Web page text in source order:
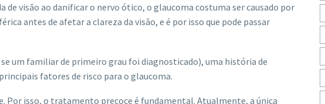
de visão ao danificar o nervo ótico, o glaucoma costuma ser causado por
antes de afetar a clareza da visão, e é por isso que pode passar
um familiar de primeiro grau foi diagnosticado), uma história de
fatores de risco para o glaucoma.
Por isso, o tratamento precoce é fundamental. Atualmente, a única